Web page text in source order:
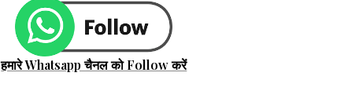
हमारे Whatsapp चैनल को Follow करें